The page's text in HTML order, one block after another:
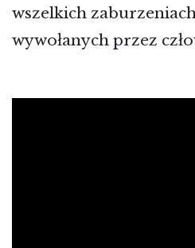
wszelkich
wywołanych przez